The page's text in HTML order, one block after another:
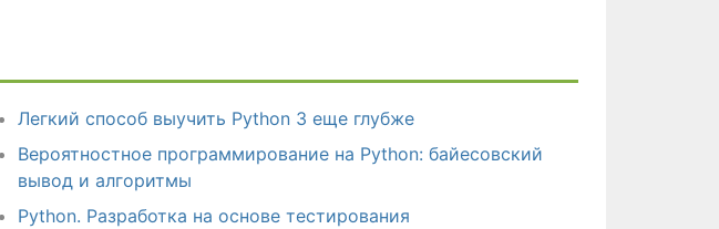
Легкий способ выучить Python 3 еще глубже
Вероятностное программирование на Python: байесовский
вывод и алгоритмы
Python. Разработка на основе тестирования